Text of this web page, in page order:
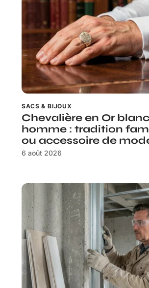
SACS & BIJOUX
Chevalière en Or blanc
homme : tradition
ou accessoire de
6 août 2026